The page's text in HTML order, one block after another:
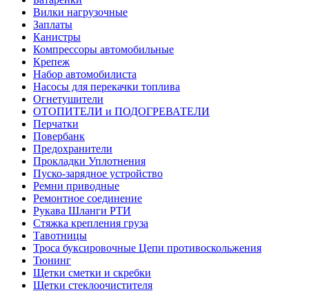
Вилки нагрузочные
Заплаты
Канистры
Компрессоры автомобильные
Крепеж
Набор автомобилиста
Насосы для перекачки топлива
Огнетушители
ОТОПИТЕЛИ и ПОДОГРЕВАТЕЛИ
Перчатки
Повербанк
Предохранители
Прокладки Уплотнения
Пуско-зарядное устройство
Ремни приводные
Ремонтное соединение
Рукава Шланги РТИ
Стяжка крепления груза
Тавотницы
Троса буксировочные Цепи противоскольжения
Тюнинг
Щетки сметки и скребки
Щетки стеклоочистителя